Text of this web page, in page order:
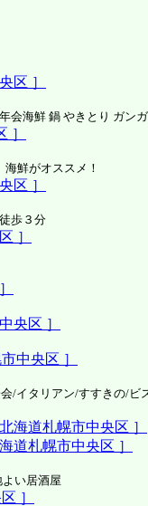
区 ］
会海鮮 鍋 やきとり ガン
］
鮮がオススメ！
区 ］
歩３分
］
央区 ］
中央区 ］
/イタリアン/すすきの/ビ
海道札幌市中央区 ］
道札幌市中央区 ］
い居酒屋
］